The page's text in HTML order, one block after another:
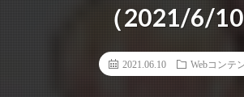
（2021/6/
2021.06.10 Webコンテ